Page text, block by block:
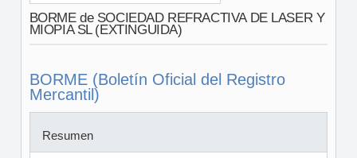
BORME de SOCIEDAD REFRACTIVA DE LASER Y
MIOPIA SL (EXTINGUIDA)
BORME (Boletín Oficial del Registro
Mercantil)
Resumen